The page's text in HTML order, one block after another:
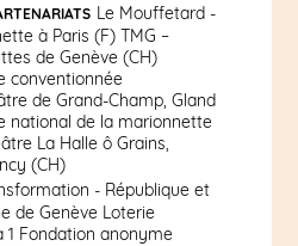
Le Mouffetard -
à Paris (F) TMG –
de Genève (CH)
conventionnée
de Grand-Champ, Gland
national de la marionnette
La Halle ô Grains,
(CH)
- République et
de Genève Loterie
1 Fondation anonyme